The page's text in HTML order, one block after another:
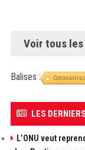
Voir tous
Balises : Coronavirus
LES
L’ONU veut